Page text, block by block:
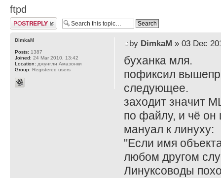
ftpd
Post a reply
by DimkaM » 03 Dec
буханка мля.
пофиксил
следующее.
заходит значит
по файлу, и чё он
мануал к линуху:
"Если имя
любом другом
Линуксоводы
DimkaM
Posts: 1387
Joined: 24 Mar 2010, 13:42
Location: джунгли Амазонки
Group: Registered users